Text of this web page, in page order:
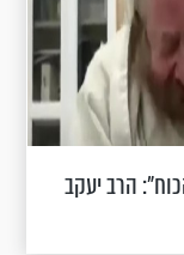
הרב יעקב